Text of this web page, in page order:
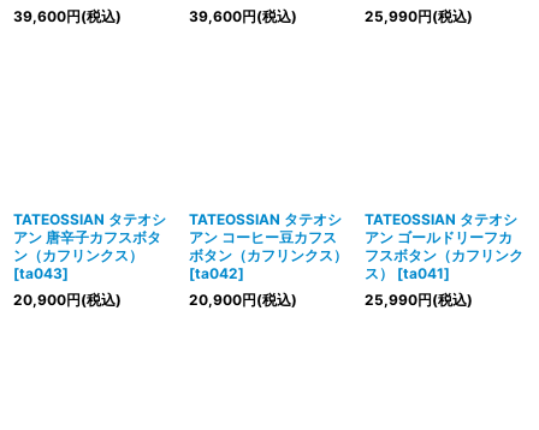
39,600円(税込)
39,600円(税込)
25,990円(税込)
TATEOSSIAN タテオシ
アン 唐辛子カフスボタ
ン（カフリンクス）
[ta043]
20,900円(税込)
TATEOSSIAN タテオシ
アン コーヒー豆カフス
ボタン（カフリンクス）
[ta042]
20,900円(税込)
TATEOSSIAN タテオシ
アン ゴールドリーフカ
フスボタン（カフリンク
ス）
[ta041]
25,990円(税込)